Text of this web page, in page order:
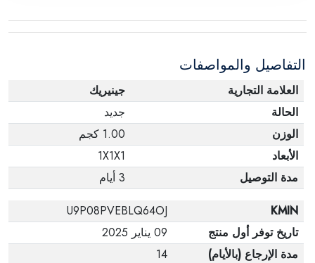
التفاصيل والمواصفات
العلامة التجارية
جينيريك
الحالة
جديد
الوزن
1.00 كجم
الأبعاد
1X1X1
مدة التوصيل
3 أيام
KMIN
U9P08PVEBLQ64OJ
تاريخ توفر أول منتج
09 يناير 2025
مدة الإرجاع (بالأيام)
14